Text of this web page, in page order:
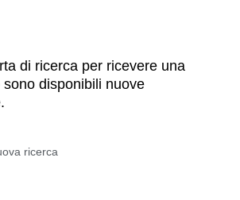
di ricerca per ricevere una
disponibili nuove